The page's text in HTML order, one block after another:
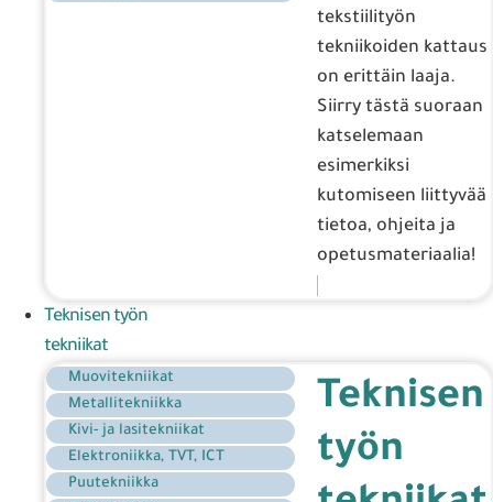
tekstiilityön
tekniikoiden kattaus
on erittäin laaja.
Siirry tästä suoraan
katselemaan
esimerkiksi
kutomiseen liittyvää
tietoa, ohjeita ja
opetusmateriaalia!
Teknisen työn
tekniikat
Muovitekniikat
Metallitekniikka
Kivi- ja lasitekniikat
Elektroniikka, TVT, ICT
Puutekniikka
Teknisen
työn